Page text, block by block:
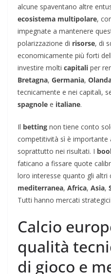
alcune spaventano altre
ecosistema multipolare,
impegnate a mantenere
polarizzazione di risorse, di
economicamente più forti
investire molti capitali per
Bretagna, Germania,
tecnicamente e nei capitali,
spagnole e italiane.
Il betting non tiene conto
competitività sì è importante
soprattutto nei risultati. I
faticano a fissare quote
loro interesse quanto gli altri
mediterranea, Africa, Asia,
Tutti hanno mercati
Calcio
qualità
di gioco e